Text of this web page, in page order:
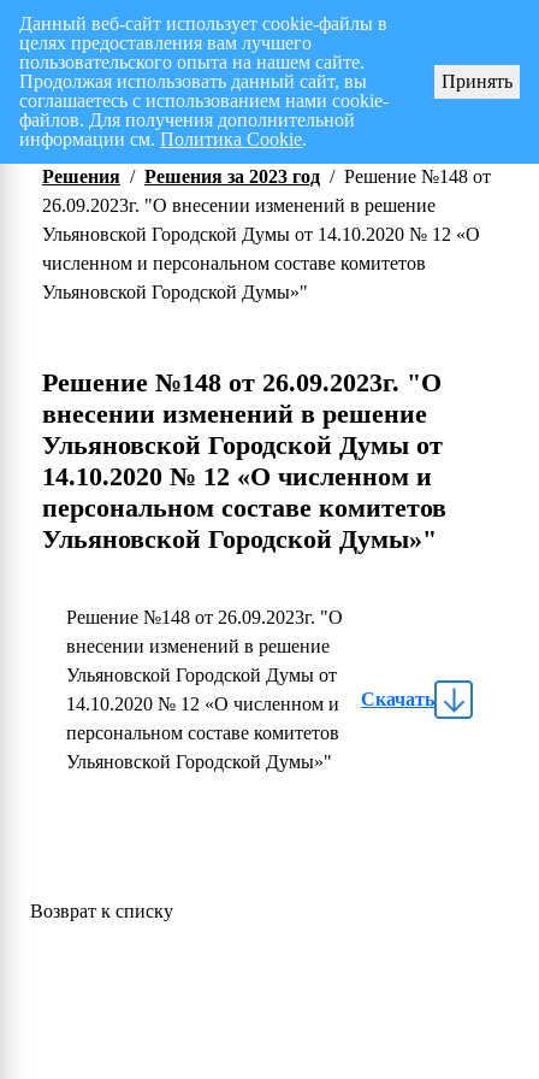
Перспективный план работ на I полугодие 2026 г.
Решения / Решения за 2023 год / Решение №148 от
26.09.2023г. "О внесении изменений в решение
Ульяновской Городской Думы от 14.10.2020 № 12 «О
численном и персональном составе комитетов
Ульяновской Городской Думы»"
Решение №148 от 26.09.2023г. "О
внесении изменений в решение
Ульяновской Городской Думы от
14.10.2020 № 12 «О численном и
персональном составе комитетов
Ульяновской Городской Думы»"
Решение №148 от 26.09.2023г. "О
внесении изменений в решение
Ульяновской Городской Думы от
14.10.2020 № 12 «О численном и
персональном составе комитетов
Ульяновской Городской Думы»"
Скачать
Возврат к списку
Данный веб-сайт использует cookie-файлы в
целях предоставления вам лучшего
пользовательского опыта на нашем сайте.
Продолжая использовать данный сайт, вы
соглашаетесь с использованием нами cookie-
файлов. Для получения дополнительной
информации см.Политика Cookie.
Принять